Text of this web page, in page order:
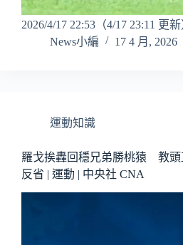
2026/4/17 22:53（4/17 23:11 更
News小編
17 4 月, 2026
運動知識
羅戈挨轟回穩兄弟勝桃猿 教頭
反省 | 運動 | 中央社 CNA